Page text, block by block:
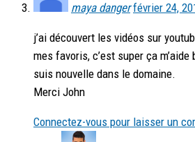
maya danger février 24,
j’ai découvert les vidéos sur
mes favoris, c’est super ça
suis nouvelle dans le domaine.
Merci John
Connectez-vous pour laisser un